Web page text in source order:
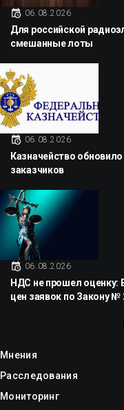
06.08.2026
Для российской
смешанные лоты
06.08.2026
Казначейство
заказчиков
06.08.2026
НДС не прошел оценку:
цен заявок по Закону
Мнения
Расследования
Мониторинг